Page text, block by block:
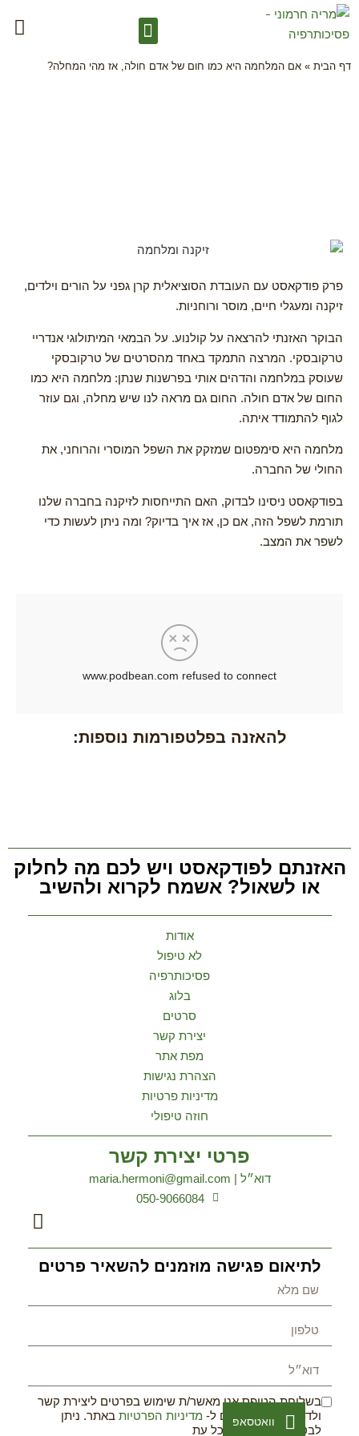
דף הבית » אם המלחמה היא כמו חום של אדם חולה, אז מהי המחלה?
פרק פודקאסט עם העובדת הסוציאלית קרן גפני על הורים וילדים,
זיקנה ומעגלי חיים, מוסר ורוחניות.
הבוקר האזנתי להרצאה על קולנוע. על הבמאי המיתולוגי אנדריי
טרקובסקי. המרצה התמקד באחד מהסרטים של טרקובסקי
שעוסק במלחמה והדהים אותי בפרשנות שנתן: מלחמה היא כמו
החום של אדם חולה. החום גם מראה לנו שיש מחלה, וגם עוזר
לגוף להתמודד איתה.
מלחמה היא סימפטום שמזקק את השפל המוסרי והרוחני, את
החולי של החברה.
בפודקאסט ניסינו לבדוק, האם התייחסות לזיקנה בחברה שלנו
תורמת לשפל הזה, אם כן, אז איך בדיוק? ומה ניתן לעשות כדי
לשפר את המצב.
להאזנה בפלטפורמות נוספות:
האזנתם לפודקאסט ויש לכם מה לחלוק
או לשאול? אשמח לקרוא ולהשיב
אודות
לא טיפול
פסיכותרפיה
בלוג
סרטים
יצירת קשר
מפת אתר
הצהרת נגישות
מדיניות פרטיות
חוזה טיפולי
פרטי יצירת קשר
דוא״ל | maria.hermoni@gmail.com
050-9066084
לתיאום פגישה מוזמנים להשאיר פרטים
בשליחת הטופס אני מאשר/ת שימוש בפרטים ליצירת קשר
ולדיוור ישיר, בהתאם ל-מדיניות הפרטיות באתר. ניתן
לבטל את הרישום בכל עת
וואטסאפ